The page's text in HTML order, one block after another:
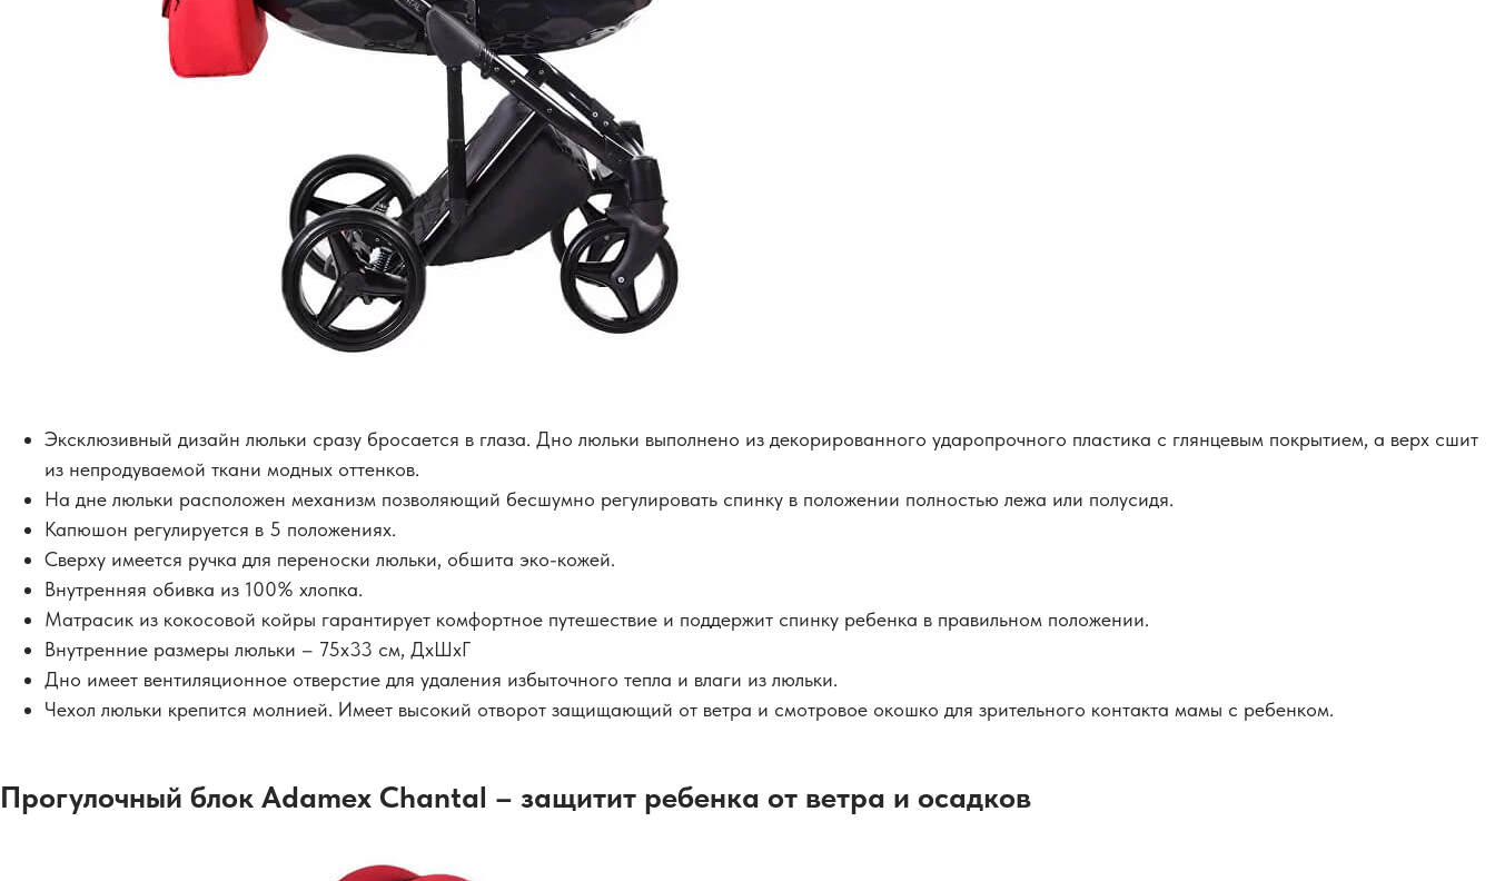
Эксклюзивный дизайн люльки сразу бросается в глаза. Дно люльки выполнено из декорированного ударопрочного пластика с глянцевым покрытием, а верх сшит
из непродуваемой ткани модных оттенков.
На дне люльки расположен механизм позволяющий бесшумно регулировать спинку в положении полностью лежа или полусидя.
Капюшон регулируется в 5 положениях.
Сверху имеется ручка для переноски люльки, обшита эко-кожей.
Внутренняя обивка из 100% хлопка.
Матрасик из кокосовой койры гарантирует комфортное путешествие и поддержит спинку ребенка в правильном положении.
Внутренние размеры люльки – 75х33 см, ДхШхГ
Дно имеет вентиляционное отверстие для удаления избыточного тепла и влаги из люльки.
Чехол люльки крепится молнией. Имеет высокий отворот защищающий от ветра и смотровое окошко для зрительного контакта мамы с ребенком.
Прогулочный блок Adamex Chantal – защитит ребенка от ветра и осадков